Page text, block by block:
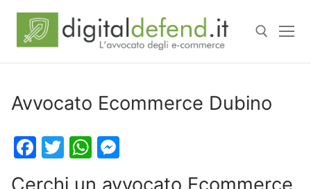
Avvocato Ecommerce Dubino
Facebook
TwitterWhatsApp
Cerchi un avvocato Ecommerce